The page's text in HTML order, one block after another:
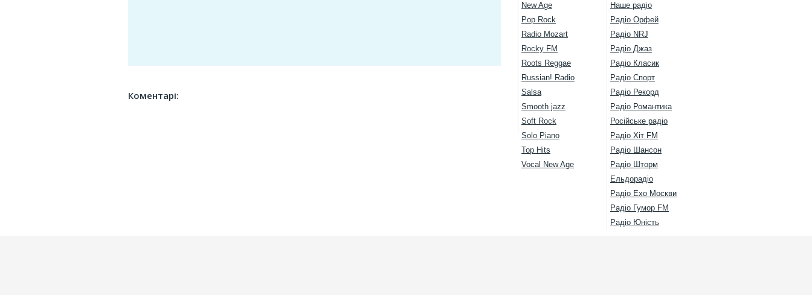
Коментарі:
New Age
Pop Rock
Radio Mozart
Rocky FM
Roots Reggae
Russian! Radio
Salsa
Smooth jazz
Soft Rock
Solo Piano
Top Hits
Vocal New Age
Наше радіо
Радіо Орфей
Радіо NRJ
Радіо Джаз
Радіо Класик
Радіо Спорт
Радіо Рекорд
Радіо Романтика
Російське радіо
Радіо Хіт FM
Радіо Шансон
Радіо Шторм
Ельдорадіо
Радіо Ехо Москви
Радіо Гумор FM
Радіо Юність